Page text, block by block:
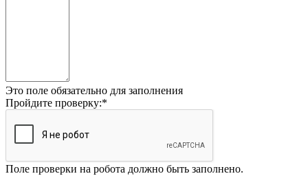
Это поле обязательно для заполнения
Пройдите проверку:*
Поле проверки на робота должно быть заполнено.